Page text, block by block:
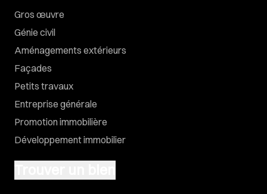
Gros œuvre
Génie civil
Aménagements extérieurs
Façades
Petits travaux
Entreprise générale
Promotion immobilière
Développement immobilier